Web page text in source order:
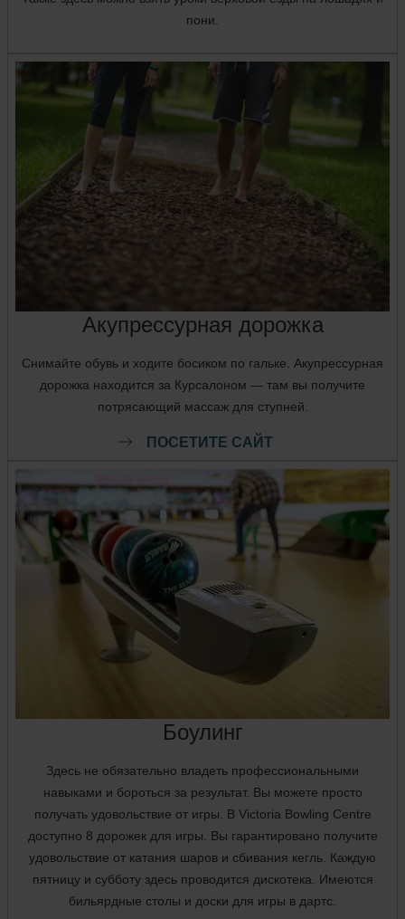
пони.
Акупрессурная дорожка
Снимайте обувь и ходите босиком по гальке. Акупрессурная
дорожка находится за Курсалоном — там вы получите
потрясающий массаж для ступней.
ПОСЕТИТЕ САЙТ
Боулинг
Здесь не обязательно владеть профессиональными
навыками и бороться за результат. Вы можете просто
получать удовольствие от игры. В Victoria Bowling Centre
доступно 8 дорожек для игры. Вы гарантировано получите
удовольствие от катания шаров и сбивания кегль. Каждую
пятницу и субботу здесь проводится дискотека. Имеются
бильярдные столы и доски для игры в дартс.